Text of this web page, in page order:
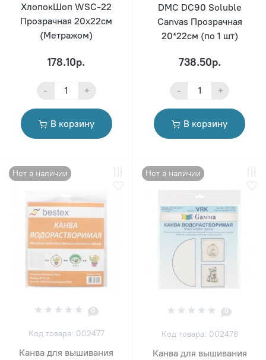
ХлопокШоп WSC-22
Прозрачная 20х22см
(Метражом)
178.10р.
- +
В корзину
DMC DC90 Soluble
Canvas Прозрачная
20*22см (по 1 шт)
738.50р.
- +
В корзину
Нет в наличии
0
Код товара: 002477
Канва для вышивания
Нет в наличии
0
Код товара: 002478
Канва для вышивания